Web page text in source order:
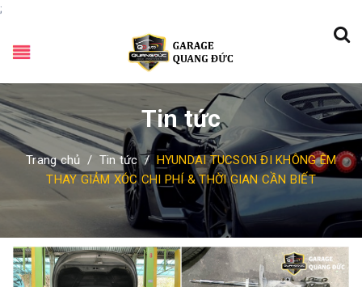
;
Tin tức
Trang chủ / Tin tức / HYUNDAI TUCSON ĐI KHÔNG ÊM
THAY GIẢM XÓC CHI PHÍ & THỜI GIAN CẦN BIẾT